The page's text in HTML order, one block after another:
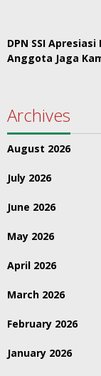
DPN SSI
Anggota Jaga
Archives
August 2026
July 2026
June 2026
May 2026
April 2026
March 2026
February 2026
January 2026